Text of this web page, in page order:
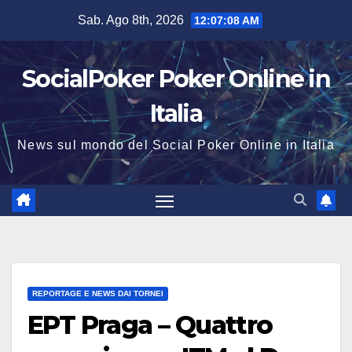
contenuto
Sab. Ago 8th, 2026 12:07:09 AM
SocialPoker Poker Online in
Italia
News sul mondo del Social Poker Online in Italia
REPORTAGE E NEWS DAI TORNEI
EPT Praga – Quattro